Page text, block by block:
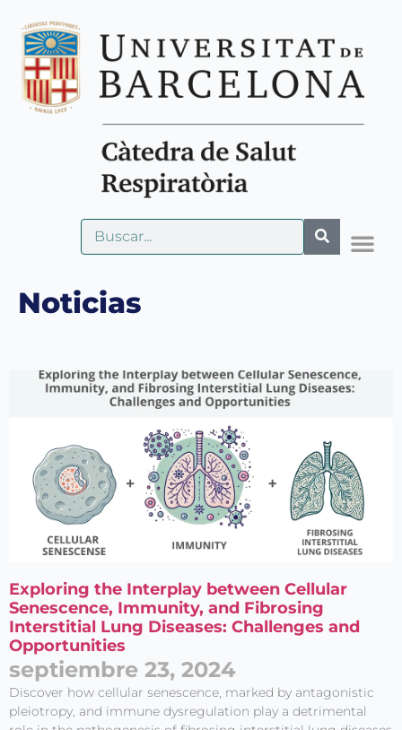
Noticias
Exploring the Interplay between Cellular
Senescence, Immunity, and Fibrosing
Interstitial Lung Diseases: Challenges and
Opportunities
septiembre 23, 2024
Discover how cellular senescence, marked by antagonistic
pleiotropy, and immune dysregulation play a detrimental